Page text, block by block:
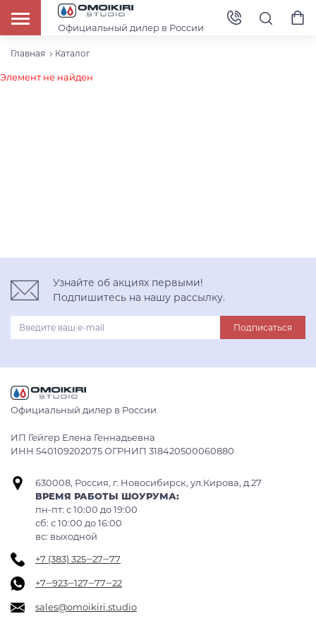
Официальный дилер в России
Главная Каталог
Элемент не найден
Узнайте об акциях первыми!
Подпишитесь на нашу рассылку.
Подписаться
Официальный дилер в России
ИП Гейгер Елена Геннадьевна
ИНН 540109202075 ОГРНИП 318420500060880
630008, Россия, г. Новосибирск, ул.Кирова, д.27
ВРЕМЯ РАБОТЫ ШОУРУМА:
пн-пт: с 10:00 до 19:00
сб: c 10:00 до 16:00
вс: выходной
+7 (383) 325‒27‒77
+7‒923‒127‒77‒22
sales@omoikiri.studio